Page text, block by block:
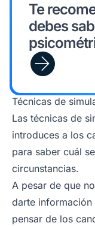
Te
debes
Técnicas de
Las técnicas de
introduces a los
para saber cuál
circunstancias.
A pesar de que
darte información
pensar de los